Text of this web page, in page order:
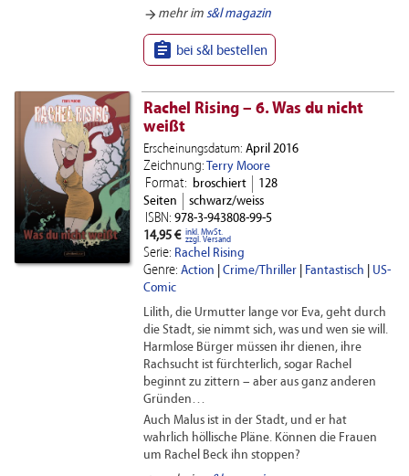
arrow_forward mehr im s&l magazin
 bei s&l bestellen
Rachel Rising – 6. Was du nicht
weißt
Erscheinungsdatum: April 2016
Zeichnung: Terry Moore
Format: broschiert
128
Seiten
schwarz/weiss
ISBN: 978-3-943808-99-5
14,95 € inkl. MwSt.
zzgl. Versand
Serie: Rachel Rising
Genre: Action Crime/Thriller| Fantastisch
US-
Comic
Lilith, die Urmutter lange vor Eva, geht durch
die Stadt, sie nimmt sich, was und wen sie will.
Harmlose Bürger müssen ihr dienen, ihre
Rachsucht ist fürchterlich, sogar Rachel
beginnt zu zittern – aber aus ganz anderen
Gründen…
Auch Malus ist in der Stadt, und er hat
wahrlich höllische Pläne. Können die Frauen
um Rachel Beck ihn stoppen?